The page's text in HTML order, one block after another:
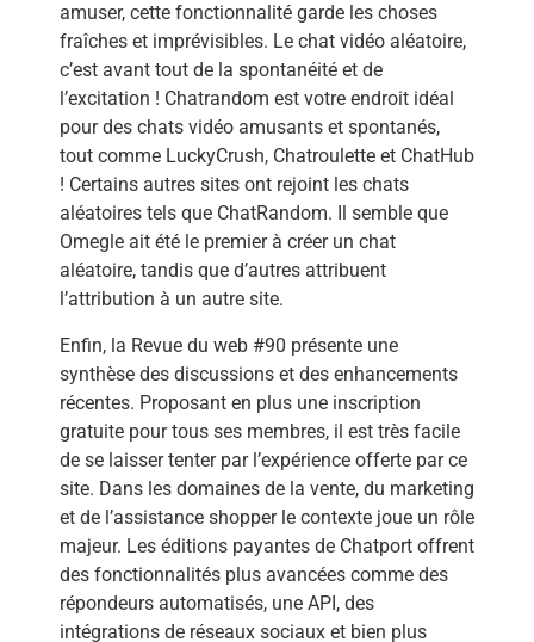
amuser, cette fonctionnalité garde les choses
fraîches et imprévisibles. Le chat vidéo aléatoire,
c’est avant tout de la spontanéité et de
l’excitation ! Chatrandom est votre endroit idéal
pour des chats vidéo amusants et spontanés,
tout comme LuckyCrush, Chatroulette et ChatHub
! Certains autres sites ont rejoint les chats
aléatoires tels que ChatRandom. Il semble que
Omegle ait été le premier à créer un chat
aléatoire, tandis que d’autres attribuent
l’attribution à un autre site.
Enfin, la Revue du web #90 présente une
synthèse des discussions et des enhancements
récentes. Proposant en plus une inscription
gratuite pour tous ses membres, il est très facile
de se laisser tenter par l’expérience offerte par ce
site. Dans les domaines de la vente, du marketing
et de l’assistance shopper le contexte joue un rôle
majeur. Les éditions payantes de Chatport offrent
des fonctionnalités plus avancées comme des
répondeurs automatisés, une API, des
intégrations de réseaux sociaux et bien plus